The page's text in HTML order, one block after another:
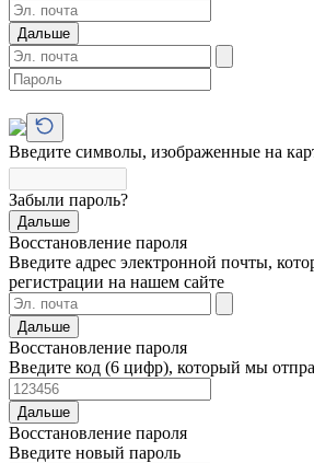
Дальше
Введите символы, изображенные на
Забыли пароль?
Дальше
Восстановление пароля
Введите адрес электронной почты,
регистрации на нашем сайте
Дальше
Восстановление пароля
Введите код (6 цифр), который мы
Дальше
Восстановление пароля
Введите новый пароль